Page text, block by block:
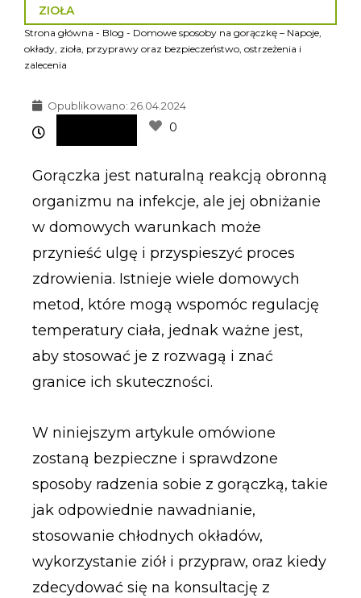
ZIOŁA
Strona główna - Blog - Domowe sposoby na gorączkę – Napoje,
okłady, zioła, przyprawy oraz bezpieczeństwo, ostrzeżenia i
zalecenia
Opublikowano: 26.04.2024
0
Gorączka jest naturalną reakcją obronną
organizmu na infekcje, ale jej obniżanie
w domowych warunkach może
przynieść ulgę i przyspieszyć proces
zdrowienia. Istnieje wiele domowych
metod, które mogą wspomóc regulację
temperatury ciała, jednak ważne jest,
aby stosować je z rozwagą i znać
granice ich skuteczności.
W niniejszym artykule omówione
zostaną bezpieczne i sprawdzone
sposoby radzenia sobie z gorączką, takie
jak odpowiednie nawadnianie,
stosowanie chłodnych okładów,
wykorzystanie ziół i przypraw, oraz kiedy
zdecydować się na konsultację z